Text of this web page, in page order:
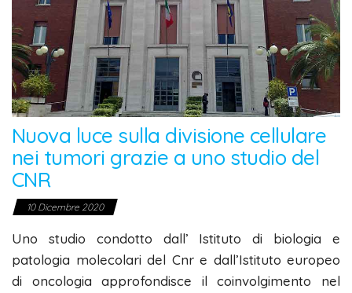
Nuova luce sulla divisione cellulare
nei tumori grazie a uno studio del
CNR
10 Dicembre 2020
Uno studio condotto dall’ Istituto di biologia e
patologia molecolari del Cnr e dall’Istituto europeo
di oncologia approfondisce il coinvolgimento nel